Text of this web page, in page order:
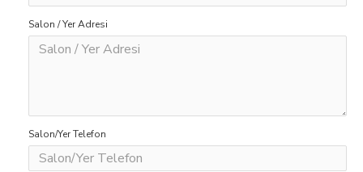
Salon / Yer Adresi
Salon/Yer Telefon